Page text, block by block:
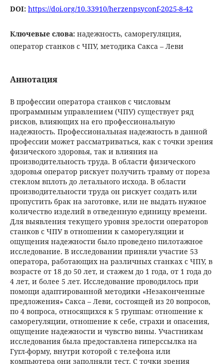
DOI: https://doi.org/10.33910/herzenpsyconf-2025-8-42
Ключевые слова: надежность, саморегуляция,
оператор станков с ЧПУ, методика Сакса – Леви
Аннотация
В профессии оператора станков с числовым
программным управлением (ЧПУ) существует ряд
рисков, влияющих на его профессиональную
надежность. Профессиональная надежность в данной
профессии может рассматриваться, как с точки зрения
физического здоровья, так и влияния на
производительность труда. В области физического
здоровья оператор рискует получить травму от пореза
стеклом вплоть до летального исхода. В области
производительности труда он рискует создать или
пропустить брак на заготовке, или не выдать нужное
количество изделий в отведенную единицу времени.
Для выявления текущего уровня зрелости операторов
станков с ЧПУ в отношении к саморегуляции и
ощущения надежности было проведено пилотажное
исследование. В исследовании приняли участие 53
оператора, работающих на различных станках с ЧПУ, в
возрасте от 18 до 50 лет, и стажем до 1 года, от 1 года до
4 лет, и более 5 лет. Исследование проводилось при
помощи адаптированной методики «Незаконченные
предложения» Сакса – Леви, состоящей из 20 вопросов,
по 4 вопроса, относящихся к 5 группам: отношение к
саморегуляции, отношение к себе, страхи и опасения,
ощущение надежности и чувство вины. Участникам
исследования была предоставлена гиперссылка на
Гугл-форму, внутри которой с телефона или
компьютера они заполняли тест. С точки зрения